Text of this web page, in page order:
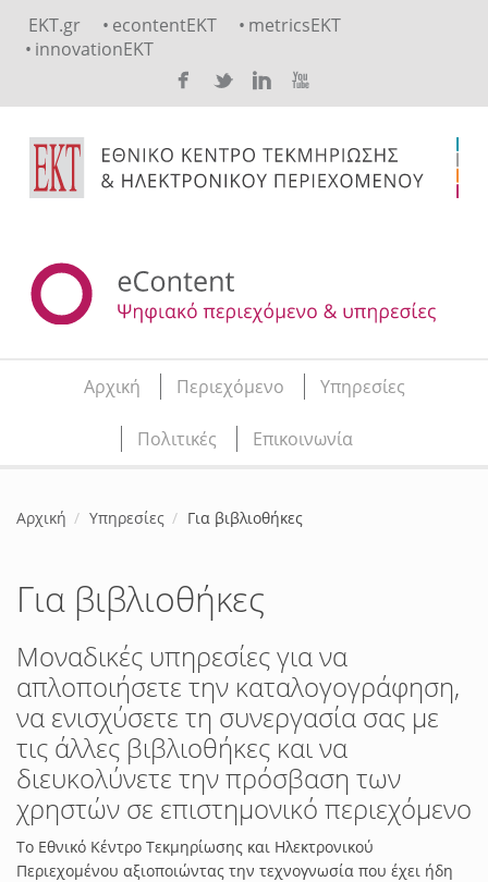
EKT.gr econtentEKT
metricsEKT
innovationEKT
Main menu
Αρχική Περιεχόμενο Υπηρεσίες
Πολιτικές Επικοινωνία
Αρχική Υπηρεσίες Για βιβλιοθήκες
Για βιβλιοθήκες
Μοναδικές υπηρεσίες για να
απλοποιήσετε την καταλογογράφηση,
να ενισχύσετε τη συνεργασία σας με
τις άλλες βιβλιοθήκες και να
διευκολύνετε την πρόσβαση των
χρηστών σε επιστημονικό περιεχόμενο
Το Εθνικό Κέντρο Τεκμηρίωσης και Ηλεκτρονικού
Περιεχομένου αξιοποιώντας την τεχνογνωσία που έχει ήδη